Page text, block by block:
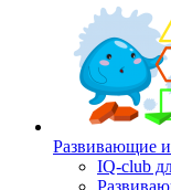
Развивающие
IQ-club